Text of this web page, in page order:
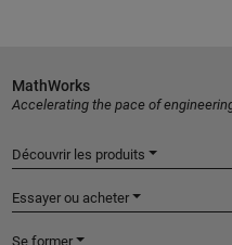
MathWorks
Accelerating the pace of
Découvrir les produits
Essayer ou acheter
Se former